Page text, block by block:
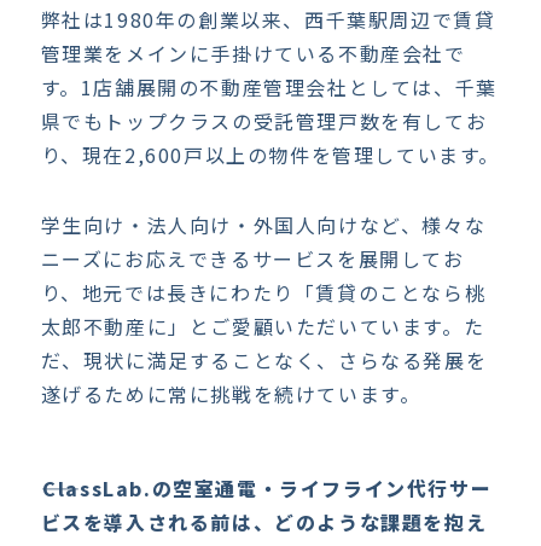
弊社は1980年の創業以来、西千葉駅周辺で賃貸
管理業をメインに手掛けている不動産会社で
す。1店舗展開の不動産管理会社としては、千葉
県でもトップクラスの受託管理戸数を有してお
り、現在2,600戸以上の物件を管理しています。
学生向け・法人向け・外国人向けなど、様々な
ニーズにお応えできるサービスを展開してお
り、地元では長きにわたり「賃貸のことなら桃
太郎不動産に」とご愛顧いただいています。た
だ、現状に満足することなく、さらなる発展を
遂げるために常に挑戦を続けています。
――ClassLab.の空室通電・ライフライン代行サー
ビスを導入される前は、どのような課題を抱え